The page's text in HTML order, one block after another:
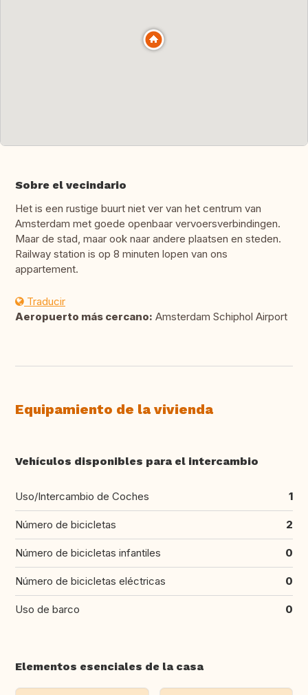
Sobre el vecindario
Het is een rustige buurt niet ver van het centrum van
Amsterdam met goede openbaar vervoersverbindingen.
Maar de stad, maar ook naar andere plaatsen en steden.
Railway station is op 8 minuten lopen van ons
appartement.
Traducir
Aeropuerto más cercano: Amsterdam Schiphol Airport
Equipamiento de la vivienda
Vehículos disponibles para el intercambio
Uso/Intercambio de Coches 1
Número de bicicletas 2
Número de bicicletas infantiles 0
Número de bicicletas eléctricas 0
Uso de barco 0
Elementos esenciales de la casa